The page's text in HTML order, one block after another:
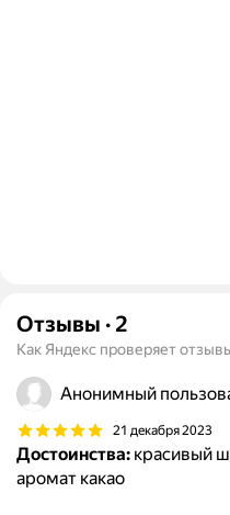
Отзывы · 2
Как Яндекс проверяет
Анонимный
21 декабря 2023
Достоинства: красивый
аромат какао